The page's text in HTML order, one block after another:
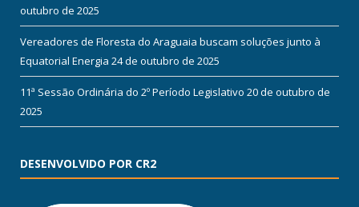
outubro de 2025
Vereadores de Floresta do Araguaia buscam soluções junto à
Equatorial Energia 24 de outubro de 2025
11ª Sessão Ordinária do 2º Período Legislativo 20 de outubro de
2025
DESENVOLVIDO POR CR2